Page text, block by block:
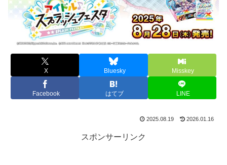
X Bluesky Misskey
Facebook はてブ LINE
2025.08.19 2026.01.16
スポンサーリンク